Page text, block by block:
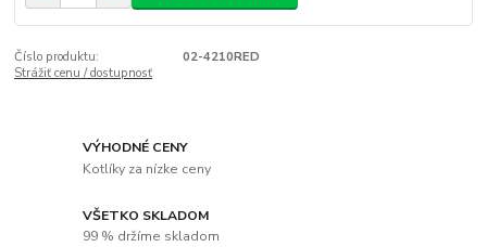
Číslo produktu:
02-4210RED
Strážiť cenu / dostupnosť
VÝHODNÉ CENY
Kotlíky za nízke ceny
VŠETKO SKLADOM
99 % držíme skladom